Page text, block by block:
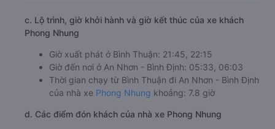
c. Lộ trình, giờ khởi hành và giờ kết thúc của xe khách
Phong Nhung
Giờ xuất phát ở Bình Thuận: 21:45, 22:15
Giờ đến nơi ở An Nhơn - Bình Định: 05:33, 06:03
Thời gian chạy từ Bình Thuận đi An Nhơn - Bình Định
của nhà xe Phong Nhung khoảng: 7.8 giờ
d. Các điểm đón khách của nhà xe Phong Nhung